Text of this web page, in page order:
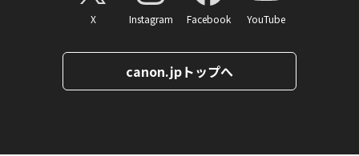
X Instagram Facebook YouTube
canon.jpトップへ